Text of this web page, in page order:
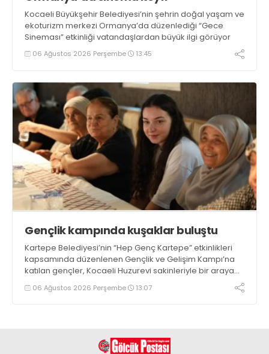
Kocaeli Büyükşehir Belediyesi’nin şehrin doğal yaşam ve
ekoturizm merkezi Ormanya’da düzenlediği “Gece
Sineması” etkinliği vatandaşlardan büyük ilgi görüyor
06 Ağustos 2026 Perşembe 13:45
Gençlik kampında kuşaklar buluştu
Kartepe Belediyesi’nin “Hep Genç Kartepe” etkinlikleri
kapsamında düzenlenen Gençlik ve Gelişim Kampı’na
katılan gençler, Kocaeli Huzurevi sakinleriyle bir araya
geldi06 Ağustos 2026 Perşembe 13:07